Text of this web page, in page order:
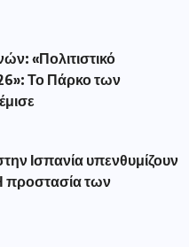
«Πολιτιστικό
Το Πάρκο των
Ισπανία υπενθυμίζουν
προστασία των